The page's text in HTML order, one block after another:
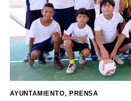
AYUNTAMIENTO, PRENSA